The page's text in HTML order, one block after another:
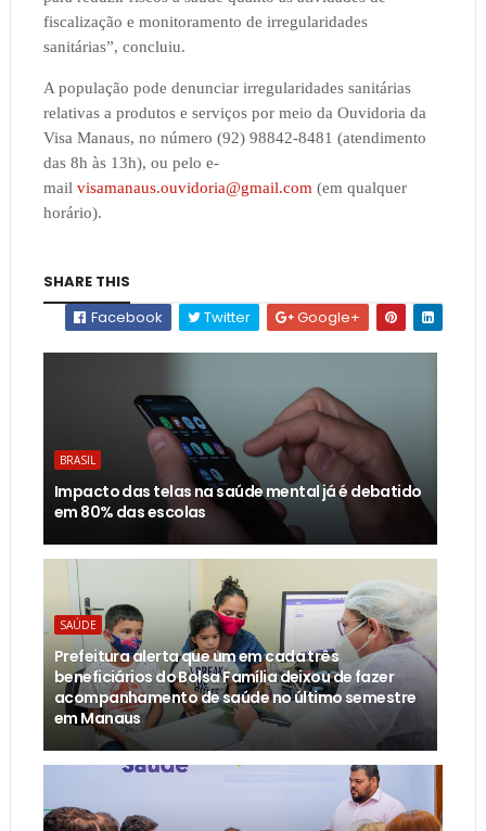
fiscalização e monitoramento de irregularidades
sanitárias”, concluiu.
A população pode denunciar irregularidades sanitárias
relativas a produtos e serviços por meio da Ouvidoria da
Visa Manaus, no número (92) 98842-8481 (atendimento
das 8h às 13h), ou pelo e-
mail visamanaus.ouvidoria@gmail.com (em qualquer
horário).
SHARE THIS
Facebook
Twitter Google+
BRASIL
Impacto das telas na saúde mental já é debatido
em 80% das escolas
SAÚDE
Prefeitura alerta que um em cada três
beneficiários do Bolsa Família deixou de fazer
acompanhamento de saúde no último semestre
em Manaus